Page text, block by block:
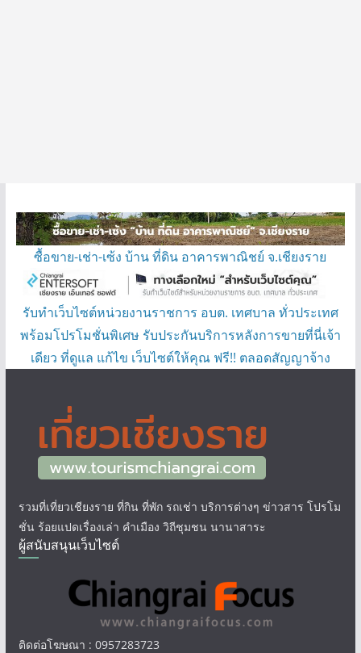
ซื้อขาย-เช่า-เซ้ง บ้าน ที่ดิน อาคารพาณิชย์ จ.เชียงราย
รับทำเว็บไซต์หน่วยงานราชการ อบต. เทศบาล ทั่วประเทศ
พร้อมโปรโมชั่นพิเศษ รับประกันบริการหลังการขายที่นี่เจ้า
เดียว ที่ดูแล แก้ไข เว็บไซต์ให้คุณ ฟรี!! ตลอดสัญญาจ้าง
รวมที่เที่ยวเชียงราย ที่กิน ที่พัก รถเช่า บริการต่างๆ ข่าวสาร โปรโม
ชั่น ร้อยแปดเรื่องเล่า คำเมือง วิถีชุมชน นานาสาระ
ผู้สนับสนุนเว็บไซต์
ติดต่อโฆษณา : 0957283723